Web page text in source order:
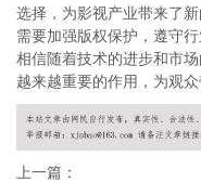
选择，为影视产业带来了
需要加强版权保护，遵守
相信随着技术的进步和市
越来越重要的作用，为观
上一篇：